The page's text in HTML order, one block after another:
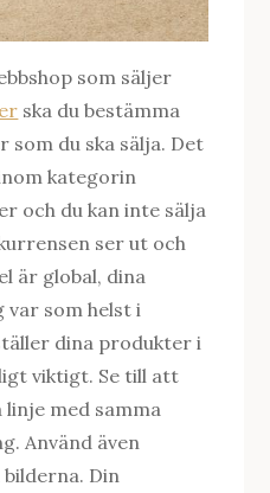
som säljer
ska du bestämma
som du ska sälja. Det
kategorin
och du kan inte sälja
ser ut och
är global, dina
var som helst i
dina produkter i
viktigt. Se till att
med samma
Använd även
Din